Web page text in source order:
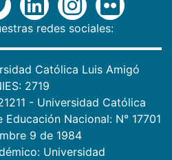
redes sociales:
Católica Luis Amigó
2719
- Universidad Católica
Nacional: N° 17701
9 de 1984
Universidad